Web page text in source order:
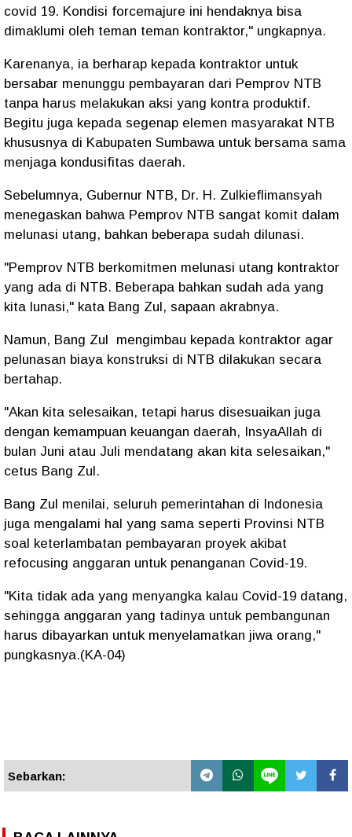
covid 19. Kondisi forcemajure ini hendaknya bisa
dimaklumi oleh teman teman kontraktor," ungkapnya.
Karenanya, ia berharap kepada kontraktor untuk
bersabar menunggu pembayaran dari Pemprov NTB
tanpa harus melakukan aksi yang kontra produktif.
Begitu juga kepada segenap elemen masyarakat NTB
khususnya di Kabupaten Sumbawa untuk bersama sama
menjaga kondusifitas daerah.
Sebelumnya, Gubernur NTB, Dr. H. Zulkieflimansyah
menegaskan bahwa Pemprov NTB sangat komit dalam
melunasi utang, bahkan beberapa sudah dilunasi.
"Pemprov NTB berkomitmen melunasi utang kontraktor
yang ada di NTB. Beberapa bahkan sudah ada yang
kita lunasi," kata Bang Zul, sapaan akrabnya.
Namun, Bang Zul mengimbau kepada kontraktor agar
pelunasan biaya konstruksi di NTB dilakukan secara
bertahap.
"Akan kita selesaikan, tetapi harus disesuaikan juga
dengan kemampuan keuangan daerah, InsyaAllah di
bulan Juni atau Juli mendatang akan kita selesaikan,"
cetus Bang Zul.
Bang Zul menilai, seluruh pemerintahan di Indonesia
juga mengalami hal yang sama seperti Provinsi NTB
soal keterlambatan pembayaran proyek akibat
refocusing anggaran untuk penanganan Covid-19.
"Kita tidak ada yang menyangka kalau Covid-19 datang,
sehingga anggaran yang tadinya untuk pembangunan
harus dibayarkan untuk menyelamatkan jiwa orang,"
pungkasnya.(KA-04)
Sebarkan: